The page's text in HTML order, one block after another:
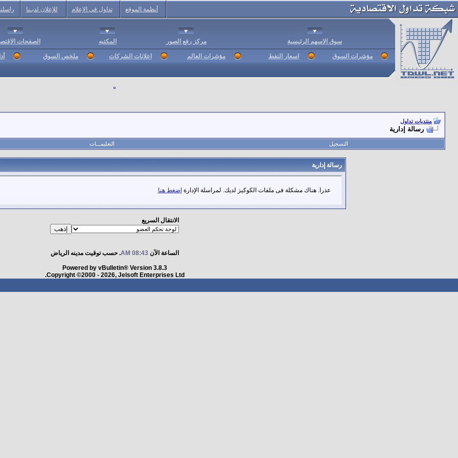
أنظمة الموقع تداول في الإعلام للإعلان لديـنا
سوق الاسهم الرئيسية مركز رفع الصور المكتبه الصفحات
مؤشرات السوق اسعار النفط مؤشرات العالم اعلانات الشركات ملخص السوق
منتديات تداول
رسالة إدارية
التسجيل التعليمـــات
رسالة إدارية
عذرا. هناك مشكلة فى ملفات الكوكيز لديك. لمراسلة الإدارة اضغط هنا
الانتقال السريع
الساعة الآن08:43 AM . حسب توقيت مدينه الرياض
Powered by vBulletin® Version 3.8.3
Copyright ©2000 - 2026, Jelsoft Enterprises Ltd.